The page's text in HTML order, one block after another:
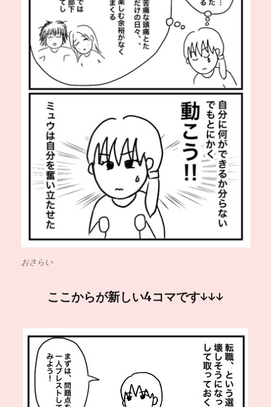
おさらい
ここからが新しい4コマです↓↓↓